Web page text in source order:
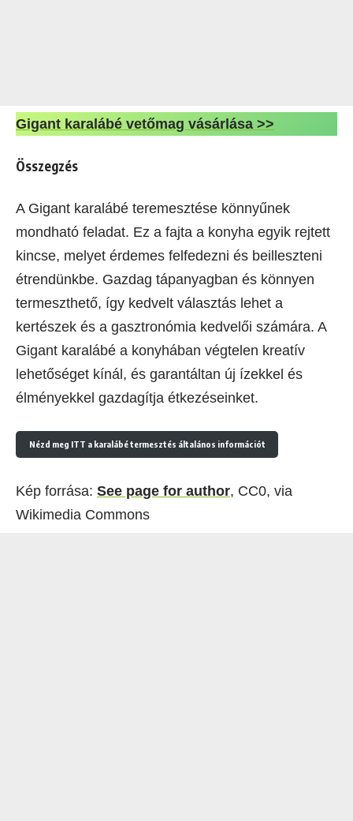
Gigant karalábé vetőmag vásárlása >>
Összegzés
A Gigant karalábé teremesztése könnyűnek
mondható feladat. Ez a fajta a konyha egyik rejtett
kincse, melyet érdemes felfedezni és beilleszteni
étrendünkbe. Gazdag tápanyagban és könnyen
termeszthető, így kedvelt választás lehet a
kertészek és a gasztronómia kedvelői számára. A
Gigant karalábé a konyhában végtelen kreatív
lehetőséget kínál, és garantáltan új ízekkel és
élményekkel gazdagítja étkezéseinket.
Nézd meg ITT a karalábé termesztés általános információt
Kép forrása: See page for author, CC0, via
Wikimedia Commons